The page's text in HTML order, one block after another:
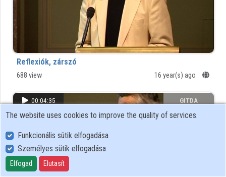
Reflexiók, zárszó
688 view 16 year(s) ago
00:04:35 GITDA
The website uses cookies to improve the quality of services.
Funkcionális sütik elfogadása
Személyes sütik elfogadása
Elfogad Elutasít